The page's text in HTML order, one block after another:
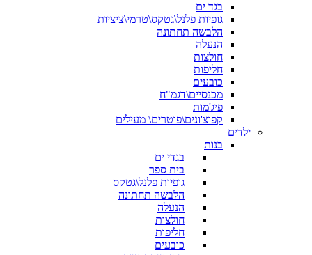
בגד ים
גופיות פלנל\גטקס\טרמי\ציציות
הלבשה תחתונה
הנעלה
חולצות
חליפות
כובעים
מכנסיים\דגמ"ח
פיג'מות
קפוצ'ונים\פוטרים\ מעילים
ילדים
בנות
בגדי ים
בית ספר
גופיות פלנל\גטקס
הלבשה תחתונה
הנעלה
חולצות
חליפות
כובעים